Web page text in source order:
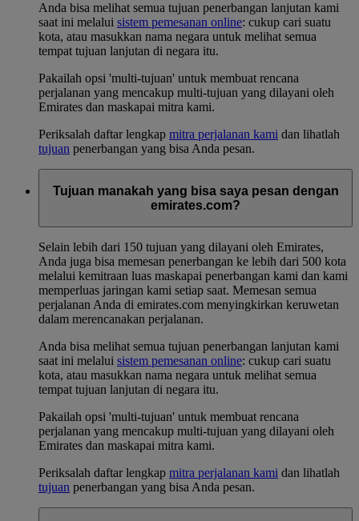
Anda bisa melihat semua tujuan penerbangan lanjutan kami
saat ini melalui sistem pemesanan online: cukup cari suatu
kota, atau masukkan nama negara untuk melihat semua
tempat tujuan lanjutan di negara itu.
Pakailah opsi 'multi-tujuan' untuk membuat rencana
perjalanan yang mencakup multi-tujuan yang dilayani oleh
Emirates dan maskapai mitra kami.
Periksalah daftar lengkap mitra perjalanan kami dan lihatlah
tujuan penerbangan yang bisa Anda pesan.
Tujuan manakah yang bisa saya pesan dengan
emirates.com?
Selain lebih dari 150 tujuan yang dilayani oleh Emirates,
Anda juga bisa memesan penerbangan ke lebih dari 500 kota
melalui kemitraan luas maskapai penerbangan kami dan kami
memperluas jaringan kami setiap saat. Memesan semua
perjalanan Anda di emirates.com menyingkirkan keruwetan
dalam merencanakan perjalanan.
Anda bisa melihat semua tujuan penerbangan lanjutan kami
saat ini melalui sistem pemesanan online: cukup cari suatu
kota, atau masukkan nama negara untuk melihat semua
tempat tujuan lanjutan di negara itu.
Pakailah opsi 'multi-tujuan' untuk membuat rencana
perjalanan yang mencakup multi-tujuan yang dilayani oleh
Emirates dan maskapai mitra kami.
Periksalah daftar lengkap mitra perjalanan kami dan lihatlah
tujuan penerbangan yang bisa Anda pesan.